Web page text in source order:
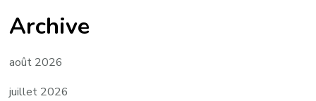
Archive
août 2026
juillet 2026